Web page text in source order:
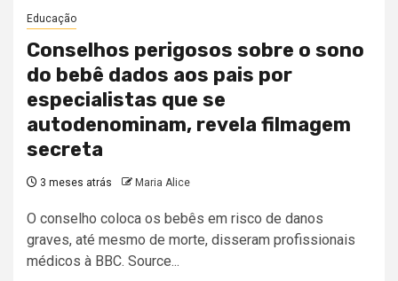
Educação
Conselhos perigosos sobre o sono
do bebê dados aos pais por
especialistas que se
autodenominam, revela filmagem
secreta
3 meses atrás Maria Alice
O conselho coloca os bebês em risco de danos
graves, até mesmo de morte, disseram profissionais
médicos à BBC. Source...